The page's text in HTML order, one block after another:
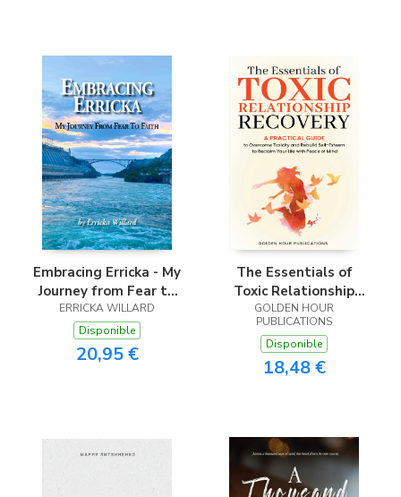
Embracing Erricka - My
Journey from Fear to
Faith
ERRICKA WILLARD
Disponible
20,95 €
The Essentials of
Toxic Relationship
Recovery
GOLDEN HOUR
PUBLICATIONS
Disponible
18,48 €